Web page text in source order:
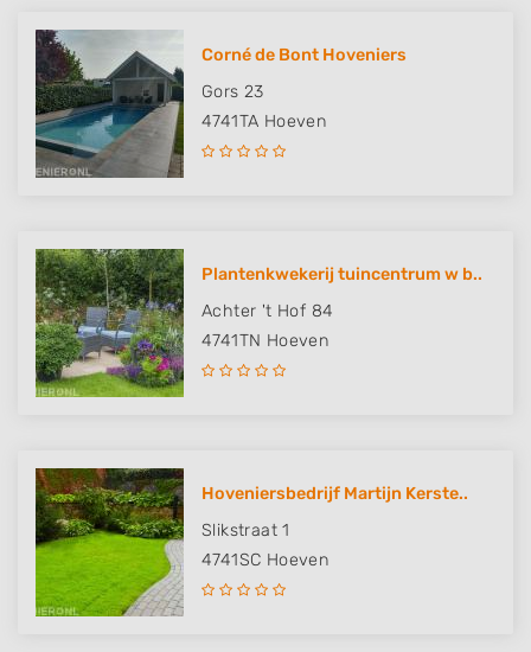
Corné de Bont Hoveniers
Gors 23
4741TA Hoeven
Plantenkwekerij tuincentrum w b..
Achter 't Hof 84
4741TN Hoeven
Hoveniersbedrijf Martijn Kerste..
Slikstraat 1
4741SC Hoeven